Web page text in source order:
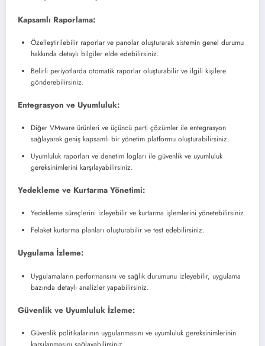
Kapsamlı Raporlama:
Özelleştirilebilir raporlar ve panolar oluşturarak sistemin genel durumu
hakkında detaylı bilgiler elde edebilirsiniz.
Belirli periyotlarda otomatik raporlar oluşturabilir ve ilgili kişilere
gönderebilirsiniz.
Entegrasyon ve Uyumluluk:
Diğer VMware ürünleri ve üçüncü parti çözümler ile entegrasyon
sağlayarak geniş kapsamlı bir yönetim platformu oluşturabilirsiniz.
Uyumluluk raporları ve denetim logları ile güvenlik ve uyumluluk
gereksinimlerini karşılayabilirsiniz.
Yedekleme ve Kurtarma Yönetimi:
Yedekleme süreçlerini izleyebilir ve kurtarma işlemlerini yönetebilirsiniz.
Felaket kurtarma planları oluşturabilir ve test edebilirsiniz.
Uygulama İzleme:
Uygulamaların performansını ve sağlık durumunu izleyebilir, uygulama
bazında detaylı analizler yapabilirsiniz.
Güvenlik ve Uyumluluk İzleme:
Güvenlik politikalarının uygulanmasını ve uyumluluk gereksinimlerinin